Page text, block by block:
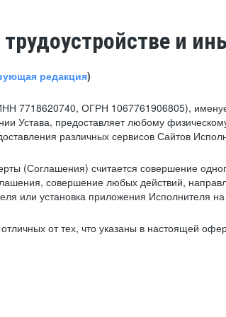
и
редакция)
7718620740, ОГРН 1067761906805),
Устава, предоставляет любому
различных сервисов Сайтов
(Соглашения) считается совершение
совершение любых действий,
или установка приложения Исполнителя
от тех, что указаны в настоящей